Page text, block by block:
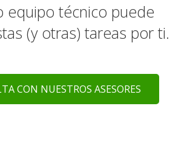
equipo técnico puede
(y otras) tareas por ti.
CON NUESTROS ASESORES